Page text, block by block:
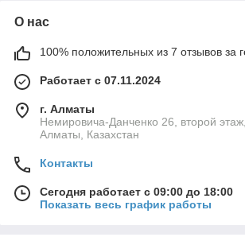
О нас
100% положительных из 7 отзывов за
Работает с 07.11.2024
г. Алматы
Немировича-Данченко 26, второй
Алматы, Казахстан
Контакты
Сегодня работает с 09:00 до 18:00
Показать весь график работы